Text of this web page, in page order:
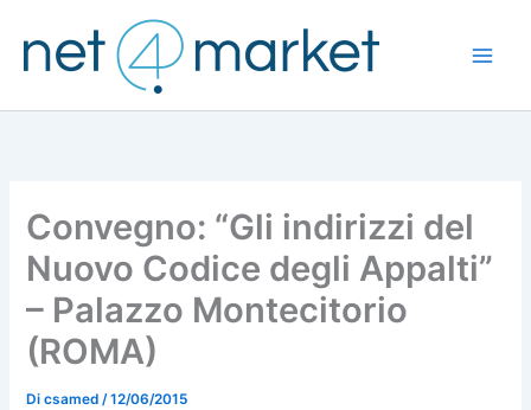
contenuto
Convegno: “Gli indirizzi del
Nuovo Codice degli Appalti”
– Palazzo Montecitorio
(ROMA)
Dicsamed/12/06/2015